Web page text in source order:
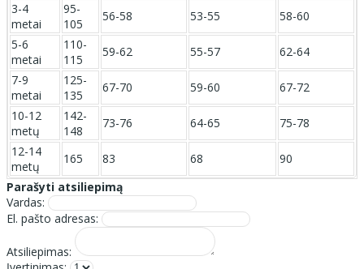
3-4
metai
95-
105
56-58 53-55
58-60
5-6
metai
110-
115
59-62 55-57
62-64
7-9
metai
125-
135
67-70 59-60
67-72
10-12
metų
142-
148
73-76 64-65
75-78
12-14
metų
165 83 68
90
Parašyti atsiliepimą
Vardas:
El. pašto adresas:
Atsiliepimas: